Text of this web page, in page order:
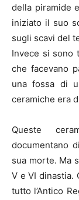
della piramide
iniziato il suo
sugli scavi del
Invece si sono
che facevano
una fossa di
ceramiche era
Queste
documentano
sua morte. Ma
V e VI dinastia.
tutto l’Antico